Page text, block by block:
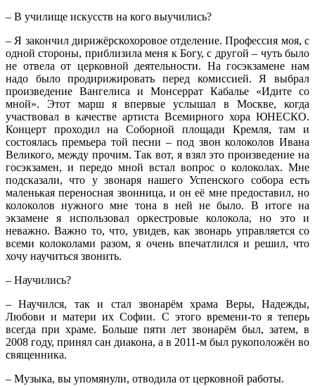
– В училище искусств на кого выучились?
– Я закончил дирижёрскохоровое отделение. Профессия моя, с
одной стороны, приблизила меня к Богу, с другой – чуть было
не отвела от церковной деятельности. На госэкзамене нам
надо было продирижировать перед комиссией. Я выбрал
произведение Вангелиса и Монсеррат Кабалье «Идите со
мной». Этот марш я впервые услышал в Москве, когда
участвовал в качестве артиста Всемирного хора ЮНЕСКО.
Концерт проходил на Соборной площади Кремля, там и
состоялась премьера той песни – под звон колоколов Ивана
Великого, между прочим. Так вот, я взял это произведение на
госэкзамен, и передо мной встал вопрос о колоколах. Мне
подсказали, что у звонаря нашего Успенского собора есть
маленькая переносная звонница, и он её мне предоставил, но
колоколов нужного мне тона в ней не было. В итоге на
экзамене я использовал оркестровые колокола, но это и
неважно. Важно то, что, увидев, как звонарь управляется со
всеми колоколами разом, я очень впечатлился и решил, что
хочу научиться звонить.
– Научились?
– Научился, так и стал звонарём храма Веры, Надежды,
Любови и матери их Софии. С этого времени-то я теперь
всегда при храме. Больше пяти лет звонарём был, затем, в
2008 году, принял сан диакона, а в 2011-м был рукоположён во
священника.
– Музыка, вы упомянули, отводила от церковной работы.